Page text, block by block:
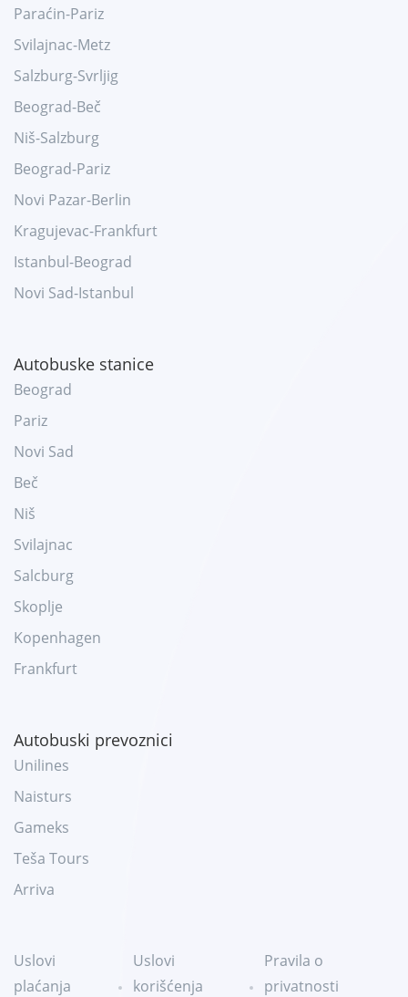
Paraćin-Pariz
Svilajnac-Metz
Salzburg-Svrljig
Beograd-Beč
Niš-Salzburg
Beograd-Pariz
Novi Pazar-Berlin
Kragujevac-Frankfurt
Istanbul-Beograd
Novi Sad-Istanbul
Autobuske stanice
Beograd
Pariz
Novi Sad
Beč
Niš
Svilajnac
Salcburg
Skoplje
Kopenhagen
Frankfurt
Autobuski prevoznici
Unilines
Naisturs
Gameks
Teša Tours
Arriva
Uslovi
plaćanja
Uslovi
korišćenja
Pravila o
privatnosti